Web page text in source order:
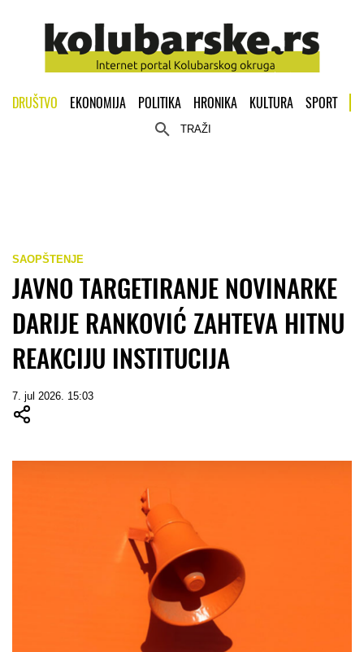
DRUŠTVO EKONOMIJA POLITIKA HRONIKA KULTURA SPORT
TRAŽI
SAOPŠTENJE
JAVNO TARGETIRANJE NOVINARKE
DARIJE RANKOVIĆ ZAHTEVA HITNU
REAKCIJU INSTITUCIJA
7. jul 2026. 15:03